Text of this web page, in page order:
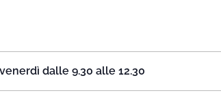
dalle 9.30 alle 12.30